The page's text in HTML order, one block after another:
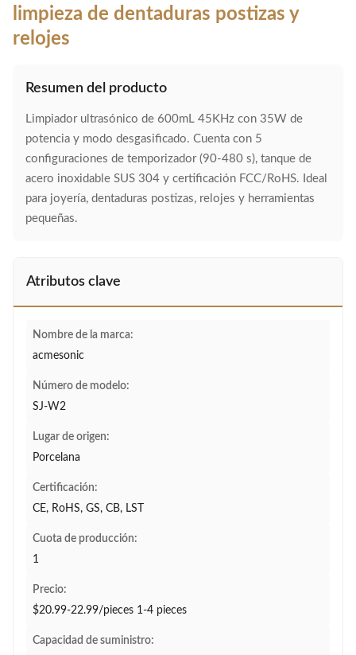
limpieza de dentaduras postizas y
relojes
Resumen del producto
Limpiador ultrasónico de 600mL 45KHz con 35W de
potencia y modo desgasificado. Cuenta con 5
configuraciones de temporizador (90-480 s), tanque de
acero inoxidable SUS 304 y certificación FCC/RoHS. Ideal
para joyería, dentaduras postizas, relojes y herramientas
pequeñas.
Atributos clave
Nombre de la marca:
acmesonic
Número de modelo:
SJ-W2
Lugar de origen:
Porcelana
Certificación:
CE, RoHS, GS, CB, LST
Cuota de producción:
1
Precio:
$20.99-22.99/pieces 1-4 pieces
Capacidad de suministro: